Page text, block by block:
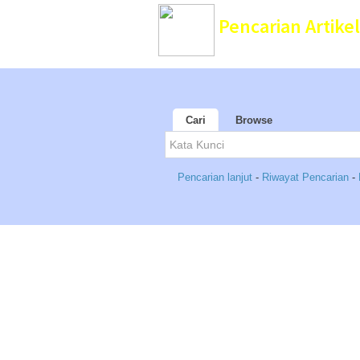
Pencarian Artikel
Cari Browse
Pencarian lanjut - Riwayat Pencarian -